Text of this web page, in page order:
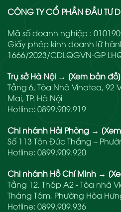
CÔNG TY CỔ PHẦN ĐẦU TƯ
Mã số doanh nghiệp :
Giấy phép kinh doanh lữ
1666/2023/CDLQGVN-GP
Trụ sở Hà Nội → [Xem bản đồ]
Tầng 6, Tòa Nhà Vinatea, 92
Mai, TP. Hà Nội
Hotline: 0899.909.919
Chi nhánh Hải Phòng →
Số 113 Tôn Đức Thắng –
Hotline: 0899.909.920
Chi nhánh Hồ Chí Minh →
Tầng 12, Tháp A2 - Tòa nhà
Tháng Tám, Phường Hòa
Hotline: 0899.909.936